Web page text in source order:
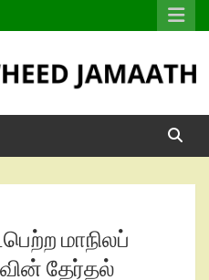
மாநிலப்
வின் தேர்தல்